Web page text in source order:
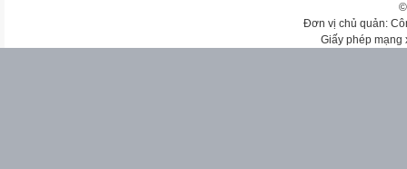
Đơn vị chủ quản:
Giấy phép mạng